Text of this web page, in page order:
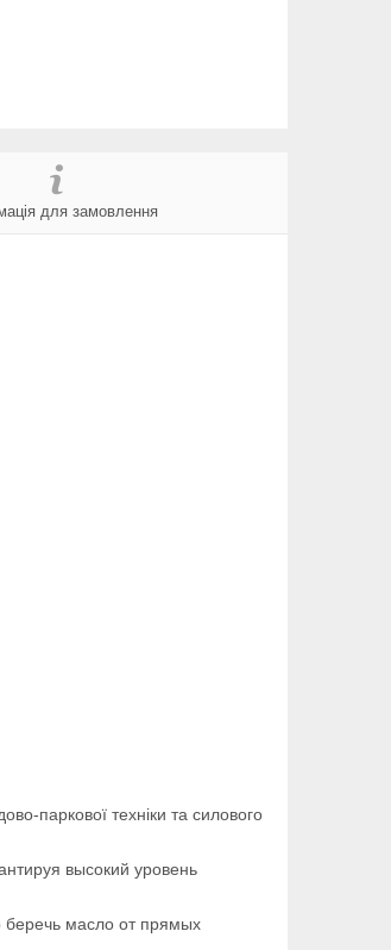
для замовлення
паркової техніки та силового
высокий уровень
масло от прямых